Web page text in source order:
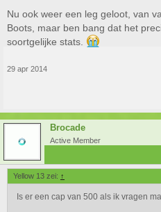
Nu ook weer een leg geloot, van
Boots, maar ben bang dat het
soortgelijke stats.
29 apr 2014
Brocade
Active Member
Yellow 13 zei: ↑
Is er een cap van 500 als ik vragen